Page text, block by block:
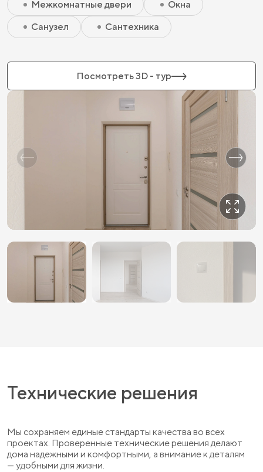
Межкомнатные двери
Окна
Санузел
Сантехника
Посмотреть 3D - тур
Технические решения
Мы сохраняем единые стандарты качества во всех
проектах. Проверенные технические решения делают
дома надежными и комфортными, а внимание к деталям
— удобными для жизни.